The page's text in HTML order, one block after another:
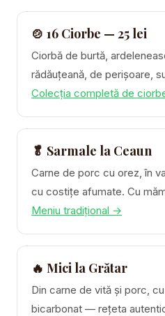
🍲 16 Ciorbe — 25 lei
Ciorbă de burtă,
rădăuțeană, de perișoare,
Colecția completă de
🥬 Sarmale la Ceaun
Carne de porc cu orez, în
cu costițe afumate. Cu
Meniu tradițional →
🔥 Mici la Grătar
Din carne de vită și porc,
bicarbonat — rețeta